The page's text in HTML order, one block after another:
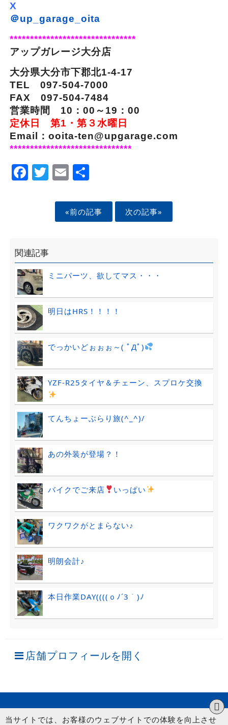
X
＠up_garage_oita
*******************************
アップガレージ大分店
大分県大分市下郡北1-4-17
TEL 097-504-7000
FAX 097-504-7484
営業時間 10：00～19：00
定休日 第1・第３水曜日
Email：ooita-ten@upgarage.com
******************************
Facebook
Twitter
EmailShare
«前の記事 次の記事»
関連記事
ミニパーツ、欲してマス・・・
明日はHRS！！！！
でっかいどぉぉぉ～( ﾟДﾟ)
YZF-R25タイヤ＆チェーン、スプロケ交換
てんちょーぶらり旅(^_^)/
あの外装が登場？！
バイクでご来店 いっぱい
ワクワクがとまらない♪
明朗会計♪
本日作業DAY((((ｏﾉ´3｀)ﾉ
店舗プロフィールを開く
当サイトでは、お客様のウェブサイトでの体験を向上させ